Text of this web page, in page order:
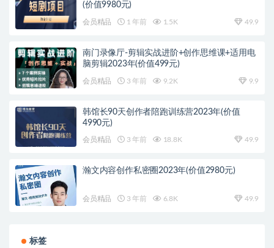
(价值9980元)
会员精品 1 年前 1.5K 49.9
南门录像厅-剪辑实战进阶+创作思维课+适用电
脑剪辑2023年(价值499元)
会员精品 3 年前 9.2K 9.9
韩馆长90天创作者陪跑训练营2023年(价值
4990元)
会员精品 3 年前 18.8K 49.9
瀚文内容创作私密圈2023年(价值2980元)
会员精品 3 年前 6.8K 49.9
标签